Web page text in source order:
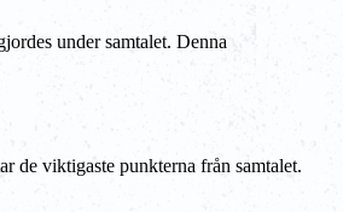
under samtalet. Denna
de viktigaste punkterna från samtalet.